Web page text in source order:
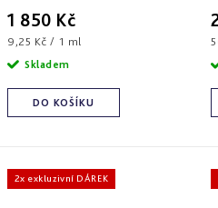
1 850 Kč
Měrná
cena:
9,25 Kč / 1 ml
DO KOŠÍKU
Skladem
2x exkluzivní DÁREK